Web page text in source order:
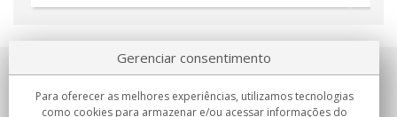
Sobre nosotros
Gerenciar consentimento
Para oferecer as melhores experiências, utilizamos tecnologias
como cookies para armazenar e/ou acessar informações do